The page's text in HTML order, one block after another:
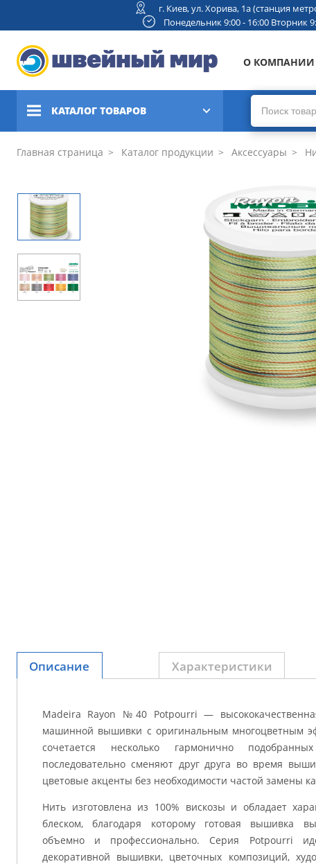
г. Киев, ул. Хорива, 1а (станция
Понедельник 9:00 - 16:00 Вторник
О КОМПАНИИ
КАТАЛОГ ТОВАРОВ
Швейные машины
вышивальные машины
Коверлоки, оверлоки,
плоскошовные машины
Вязальные машины
Главная страница Каталог продукции Аксессуары
Описание Характеристики
Madeira Rayon №40 Potpourri —
машинной вышивки с оригинальным многоцветным
сочетается несколько гармонично
последовательно сменяют друг друга во время
цветовые акценты без необходимости частой замены
Нить изготовлена из 100% вискозы и обладает
блеском, благодаря которому готовая вышивка
объемно и профессионально. Серия Potpourri
декоративной вышивки, цветочных композиций,